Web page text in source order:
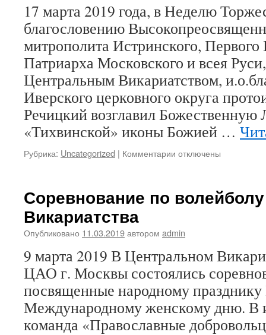
17 марта 2019 года, в Неделю
благословению
митрополита Истринского,
Патриарха Московского и всея
Центральным Викариатством,
Иверского церковного округа
Речицкий возглавил Божественную
«Тихвинской» иконы Божией …
Рубрика: Uncategorized | Комментарии к
90-
настоятеля
«Тихвинской»
иконы
Матери
в
Сущеве
отключены
Соревнование по
Викариатства
Опубликовано 11.03.2019автором admin
9 марта 2019 В Центральном
ЦАО г. Москвы состоялись
посвященные народному
Международному женскому дню. В
команда «Православные